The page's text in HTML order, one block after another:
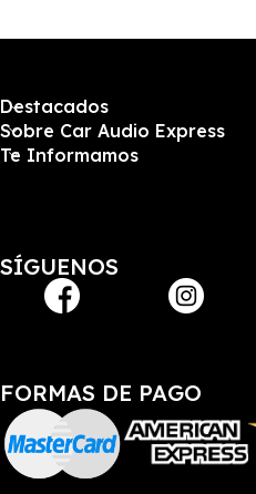
Destacados
Sobre Car Audio Express
Te Informamos
SÍGUENOS
FORMAS DE PAGO